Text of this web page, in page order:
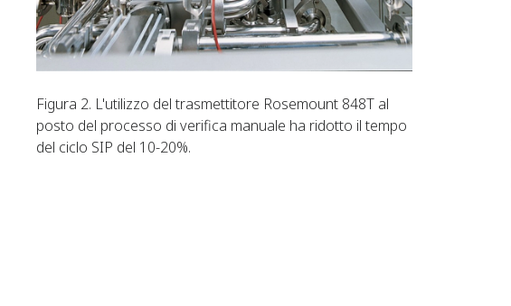
Figura 2. L'utilizzo del trasmettitore Rosemount 848T al
posto del processo di verifica manuale ha ridotto il tempo
del ciclo SIP del 10-20%.